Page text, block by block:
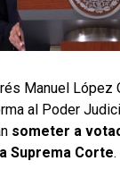
Manuel López
al Poder
someter a
Suprema Corte.